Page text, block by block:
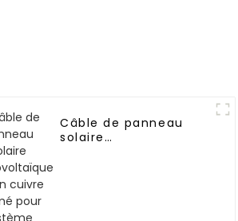
Câble de panneau
solaire